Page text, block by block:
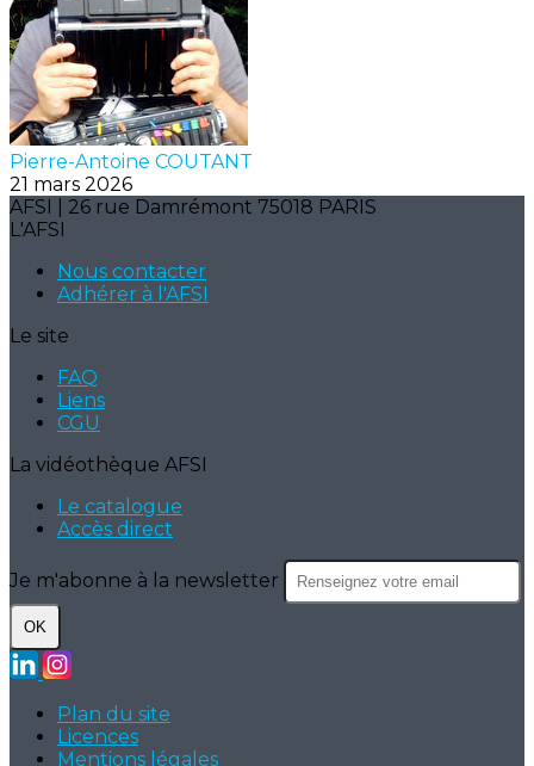
Pierre-Antoine COUTANT
21 mars 2026
AFSI | 26 rue Damrémont 75018 PARIS
L'AFSI
Nous contacter
Adhérer à l'AFSI
Le site
FAQ
Liens
CGU
La vidéothèque AFSI
Le catalogue
Accès direct
Je m'abonne à la newsletter
OK
Plan du site
Licences
Mentions légales